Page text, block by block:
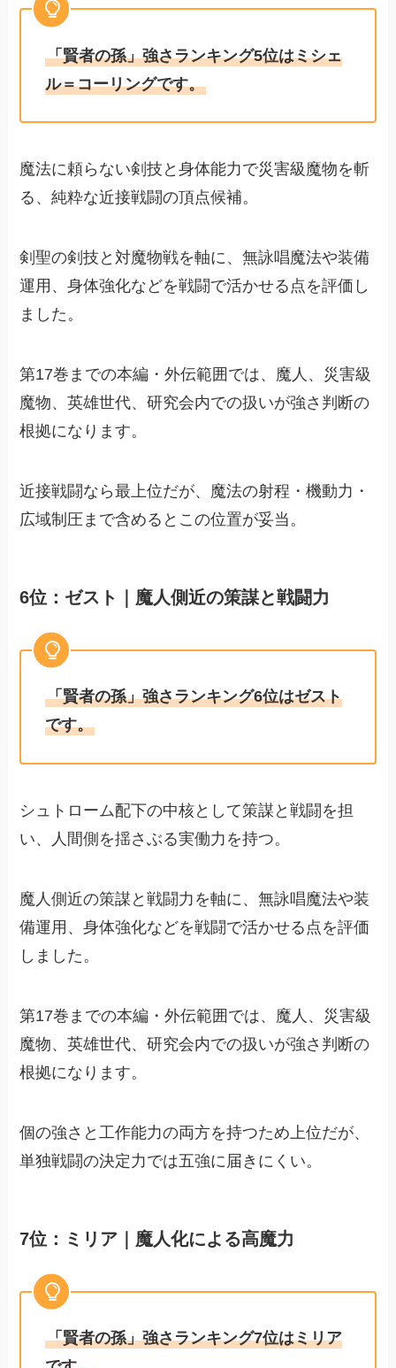
「賢者の孫」強さランキング5位はミシェ
ル＝コーリングです。
魔法に頼らない剣技と身体能力で災害級魔物を斬
る、純粋な近接戦闘の頂点候補。
剣聖の剣技と対魔物戦を軸に、無詠唱魔法や装備
運用、身体強化などを戦闘で活かせる点を評価し
ました。
第17巻までの本編・外伝範囲では、魔人、災害級
魔物、英雄世代、研究会内での扱いが強さ判断の
根拠になります。
近接戦闘なら最上位だが、魔法の射程・機動力・
広域制圧まで含めるとこの位置が妥当。
6位：ゼスト｜魔人側近の策謀と戦闘力
「賢者の孫」強さランキング6位はゼスト
です。
シュトローム配下の中核として策謀と戦闘を担
い、人間側を揺さぶる実働力を持つ。
魔人側近の策謀と戦闘力を軸に、無詠唱魔法や装
備運用、身体強化などを戦闘で活かせる点を評価
しました。
第17巻までの本編・外伝範囲では、魔人、災害級
魔物、英雄世代、研究会内での扱いが強さ判断の
根拠になります。
個の強さと工作能力の両方を持つため上位だが、
単独戦闘の決定力では五強に届きにくい。
7位：ミリア｜魔人化による高魔力
「賢者の孫」強さランキング7位はミリア